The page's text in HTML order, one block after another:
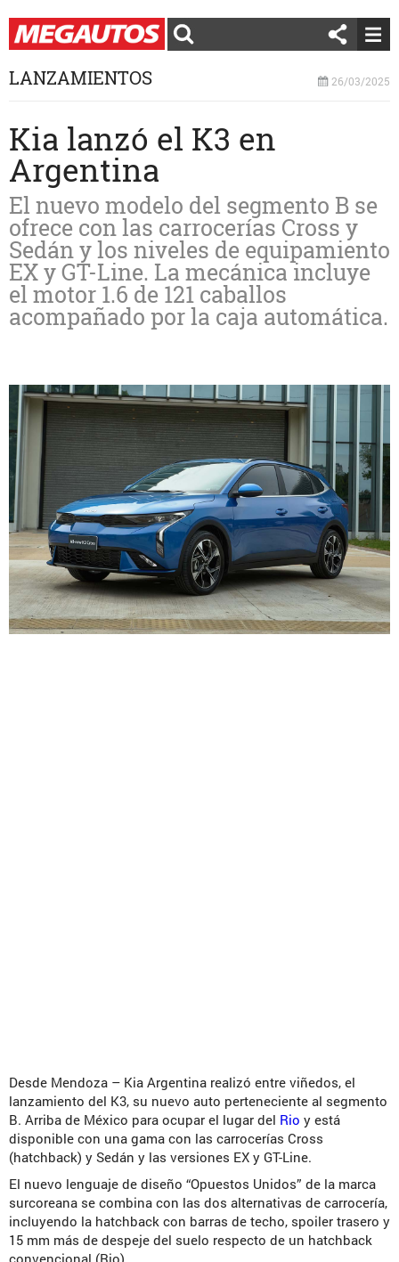
LANZAMIENTOS 26/03/2025
Kia lanzó el K3 en
Argentina
El nuevo modelo del segmento B se
ofrece con las carrocerías Cross y
Sedán y los niveles de equipamiento
EX y GT-Line. La mecánica incluye
el motor 1.6 de 121 caballos
acompañado por la caja automática.
Desde Mendoza – Kia Argentina realizó entre viñedos, el
lanzamiento del K3, su nuevo auto perteneciente al segmento
B. Arriba de México para ocupar el lugar del Rio y está
disponible con una gama con las carrocerías Cross
(hatchback) y Sedán y las versiones EX y GT-Line.
El nuevo lenguaje de diseño “Opuestos Unidos” de la marca
surcoreana se combina con las dos alternativas de carrocería,
incluyendo la hatchback con barras de techo, spoiler trasero y
15 mm más de despeje del suelo respecto de un hatchback
convencional (Rio).